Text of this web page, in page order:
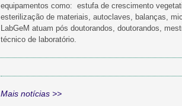
equipamentos como: estufa de crescimento
esterilização de materiais, autoclaves, balanças,
LabGeM atuam pós doutorandos, doutorandos,
técnico de laboratório.
Mais notícias >>